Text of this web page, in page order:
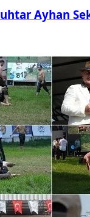
Ayhan